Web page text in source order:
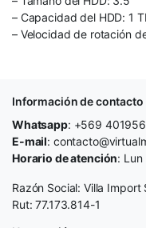
– Capacidad del HDD: 1
– Velocidad de rotación
Información de contacto
Whatsapp: +569
E-mail:
Horario de atención: Lun
Razón Social: Villa Import
Rut: 77.173.814-1